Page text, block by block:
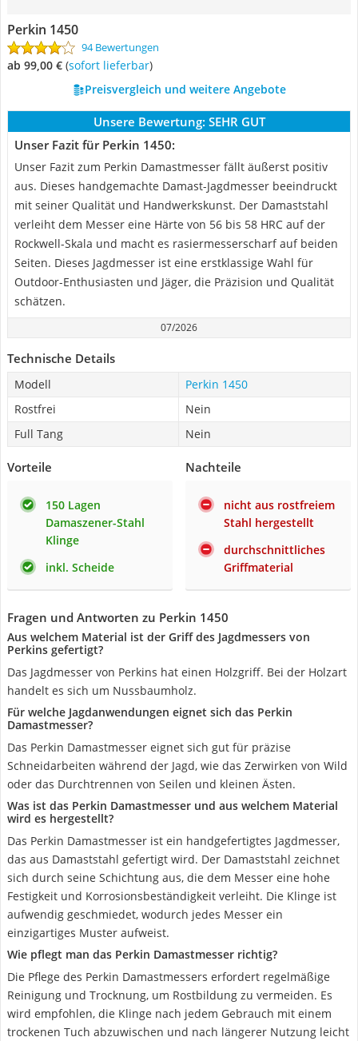
Perkin 1450
94 Bewertungen
ab 99,00 € ( Sofort lieferbar)
Preisvergleich und weitere Angebote
Unsere Bewertung: SEHR GUT
Unser Fazit für Perkin 1450:
Unser Fazit zum Perkin Damastmesser fällt äußerst positiv
aus. Dieses handgemachte Damast-Jagdmesser beeindruckt
mit seiner Qualität und Handwerkskunst. Der Damaststahl
verleiht dem Messer eine Härte von 56 bis 58 HRC auf der
Rockwell-Skala und macht es rasiermesserscharf auf beiden
Seiten. Dieses Jagdmesser ist eine erstklassige Wahl für
Outdoor-Enthusiasten und Jäger, die Präzision und Qualität
schätzen.
07/2026
Technische Details
Modell
Perkin 1450
Rostfrei
Nein
Full Tang
Nein
Vorteile
150 Lagen
Damaszener-Stahl
Klinge
inkl. Scheide
Nachteile
nicht aus rostfreiem
Stahl hergestellt
durchschnittliches
Griffmaterial
Fragen und Antworten zu Perkin 1450
Aus welchem Material ist der Griff des Jagdmessers von
Perkins gefertigt?
Das Jagdmesser von Perkins hat einen Holzgriff. Bei der Holzart
handelt es sich um Nussbaumholz.
Für welche Jagdanwendungen eignet sich das Perkin
Damastmesser?
Das Perkin Damastmesser eignet sich gut für präzise
Schneidarbeiten während der Jagd, wie das Zerwirken von Wild
oder das Durchtrennen von Seilen und kleinen Ästen.
Was ist das Perkin Damastmesser und aus welchem Material
wird es hergestellt?
Das Perkin Damastmesser ist ein handgefertigtes Jagdmesser,
das aus Damaststahl gefertigt wird. Der Damaststahl zeichnet
sich durch seine Schichtung aus, die dem Messer eine hohe
Festigkeit und Korrosionsbeständigkeit verleiht. Die Klinge ist
aufwendig geschmiedet, wodurch jedes Messer ein
einzigartiges Muster aufweist.
Wie pflegt man das Perkin Damastmesser richtig?
Die Pflege des Perkin Damastmessers erfordert regelmäßige
Reinigung und Trocknung, um Rostbildung zu vermeiden. Es
wird empfohlen, die Klinge nach jedem Gebrauch mit einem
trockenen Tuch abzuwischen und nach längerer Nutzung leicht